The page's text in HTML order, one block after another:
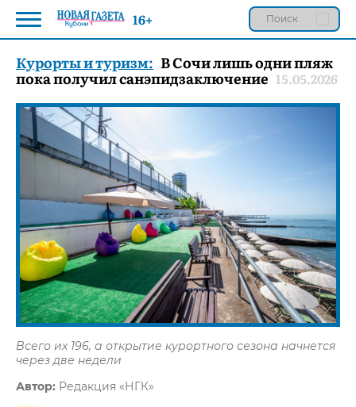
Курорты и туризм: В Сочи лишь одни пляж
пока получил санэпидзаключение 15.05.2026
Всего их 196, а открытие курортного сезона начнется
через две недели
Автор: Редакция «НГК»
16+